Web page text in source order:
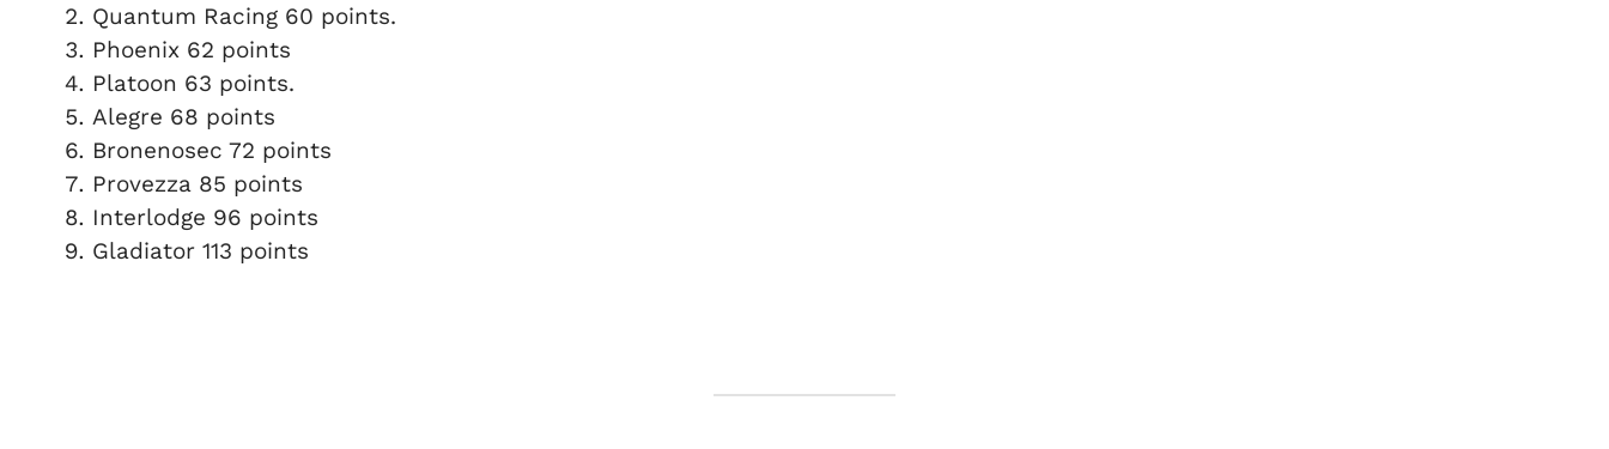
Quantum Racing 60 points.
Phoenix 62 points
Platoon 63 points.
Alegre 68 points
Bronenosec 72 points
Provezza 85 points
Interlodge 96 points
Gladiator 113 points